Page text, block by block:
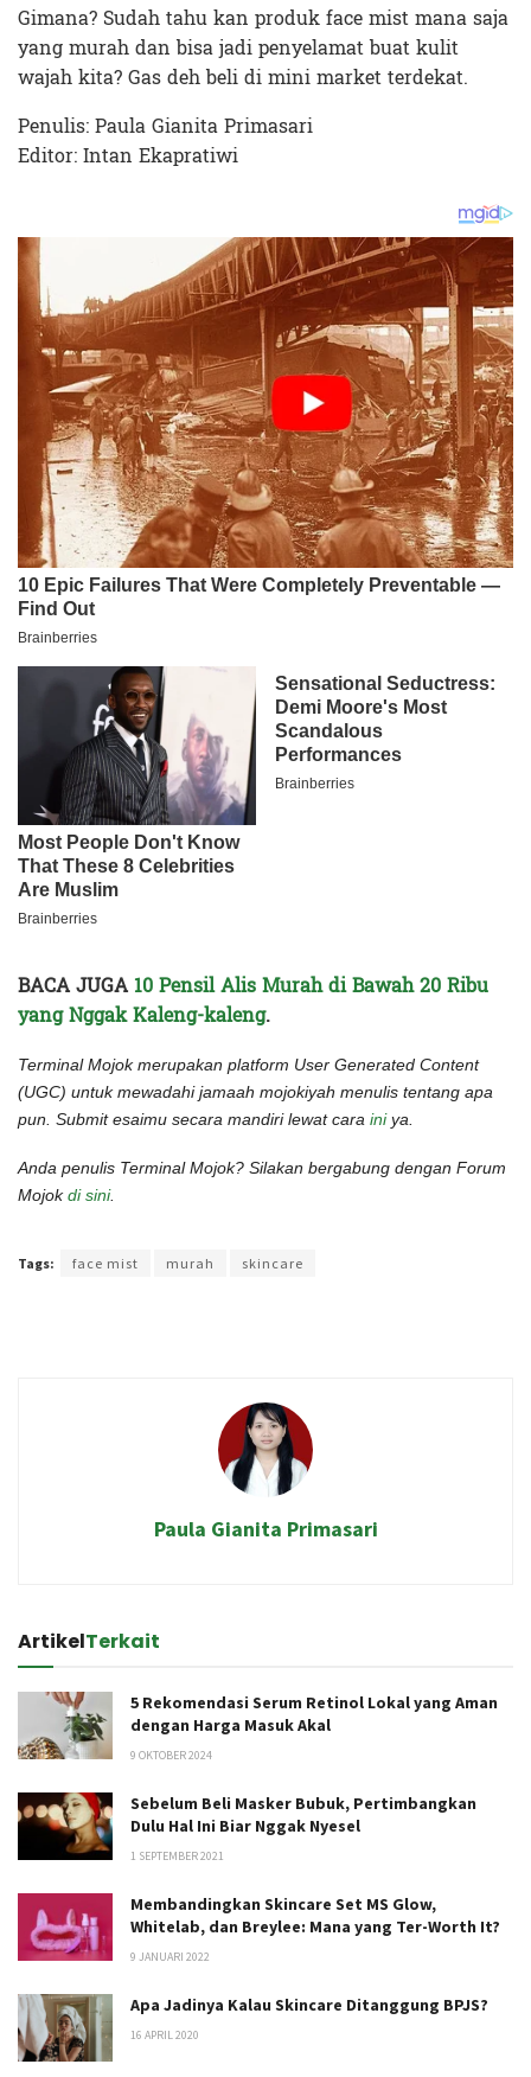
Gimana? Sudah tahu kan produk face mist mana saja
yang murah dan bisa jadi penyelamat buat kulit
wajah kita? Gas deh beli di mini market terdekat.
Penulis: Paula Gianita Primasari
Editor: Intan Ekapratiwi
BACA JUGA 10 Pensil Alis Murah di Bawah 20 Ribu
yang Nggak Kaleng-kaleng.
Terminal Mojok merupakan platform User Generated Content
(UGC) untuk mewadahi jamaah mojokiyah menulis tentang apa
pun. Submit esaimu secara mandiri lewat cara iniya.
Anda penulis Terminal Mojok? Silakan bergabung dengan Forum
Mojokdi sini.
Tags: face mist murah skincare
Paula Gianita Primasari
ArtikelTerkait
5 Rekomendasi Serum Retinol Lokal yang Aman
dengan Harga Masuk Akal
9 OKTOBER 2024
Sebelum Beli Masker Bubuk, Pertimbangkan
Dulu Hal Ini Biar Nggak Nyesel
1 SEPTEMBER 2021
Membandingkan Skincare Set MS Glow,
Whitelab, dan Breylee: Mana yang Ter-Worth It?
9 JANUARI 2022
Apa Jadinya Kalau Skincare Ditanggung BPJS?
16 APRIL 2020